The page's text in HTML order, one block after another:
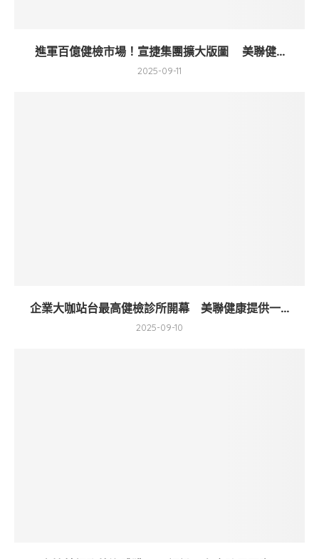
進軍百億健檢市場！宣捷集團擴大版圖 美聯健...
2025-09-11
企業大咖站台最高健檢診所開幕 美聯健康提供一...
2025-09-10